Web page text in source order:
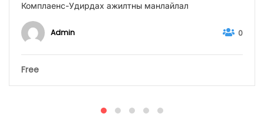
Комплаенс-Удирдах ажилтны манлайлал
Admin 0
Free